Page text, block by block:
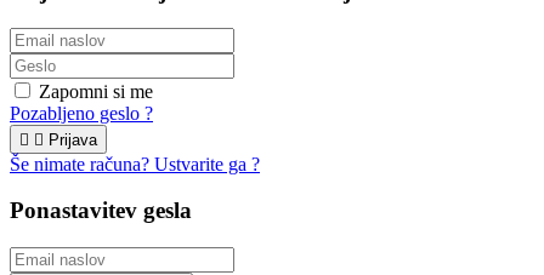
Zapomni si me
Pozabljeno geslo ?
  Prijava
Še nimate računa? Ustvarite ga ?
Ponastavitev gesla